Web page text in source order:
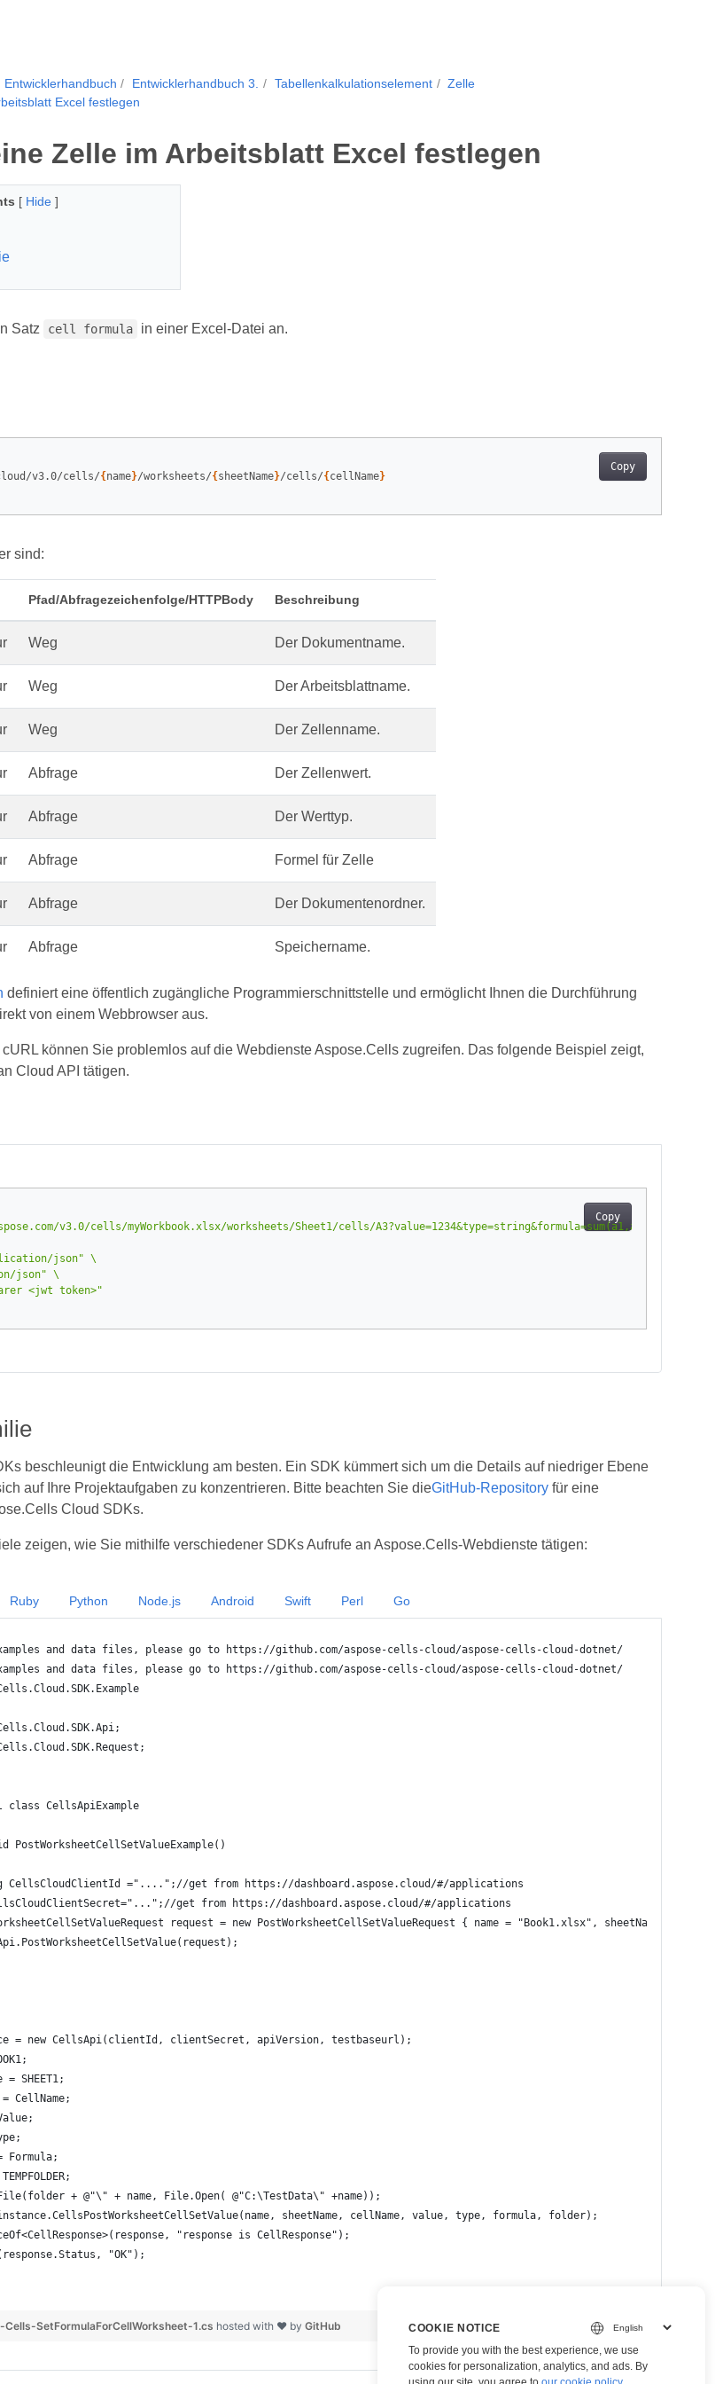
Entwicklerhandbuch Entwicklerhandbuch 3. Tabellenkalkulationselement
Zelle
Excel festlegen
Zelle im Arbeitsblatt Excel festlegen
[ Hide ]
Satz cell formula in einer Excel-Datei an.
Copy
v3.0/cells/{ name}/worksheets/{ sheetName}/cells/{ cellName}
sind:
Pfad/Abfragezeichenfolge/HTTPBody Beschreibung
Weg Der Dokumentname.
Weg Der Arbeitsblattname.
Weg Der Zellenname.
Abfrage Der Zellenwert.
Abfrage Der Werttyp.
Abfrage Formel für Zelle
Abfrage Der Dokumentenordner.
Abfrage Speichername.
definiert eine öffentlich zugängliche Programmierschnittstelle und ermöglicht Ihnen die Durchführung
von einem Webbrowser aus.
können Sie problemlos auf die Webdienste Aspose.Cells zugreifen. Das folgende Beispiel zeigt,
Cloud API tätigen.
Copy
v3.0/cells/myWorkbook.xlsx/worksheets/Sheet1/cells/A3?value=1234&type=string&formula=sum(a1,a2)"
json"
json"
<jwt token>"
beschleunigt die Entwicklung am besten. Ein SDK kümmert sich um die Details auf niedriger Ebene
auf Ihre Projektaufgaben zu konzentrieren. Bitte beachten Sie dieGitHub-Repositoryfür eine
Cloud SDKs.
zeigen, wie Sie mithilfe verschiedener SDKs Aufrufe an Aspose.Cells-Webdienste tätigen:
and data files, please go to https://github.com/aspose-cells-cloud/aspose-cells-cloud-dotnet/
and data files, please go to https://github.com/aspose-cells-cloud/aspose-cells-cloud-dotnet/
class CellsApiExample
PostWorksheetCellSetValueExample()
CellsCloudClientId ="....";//get from https://dashboard.aspose.cloud/#/applications
get from https://dashboard.aspose.cloud/#/applications
request = new PostWorksheetCellSetValueRequest { name = "Book1.xlsx", sheetName =
= new CellsApi(clientId, clientSecret, apiVersion, testbaseurl);
SHEET1;
CellName;
+ @"\" + name, File.Open( @"C:\TestData\" +name));
sheetName, cellName, value, type, formula, folder);
"response is CellResponse");
"OK");
view raw
SetFormulaForCellWorksheet-1.cs hosted with ❤ by GitHub
Ruby Python Node.js Android Swift Perl Go
COOKIE NOTICE
To provide you with the best experience, we use
cookies for personalization, analytics, and ads. By